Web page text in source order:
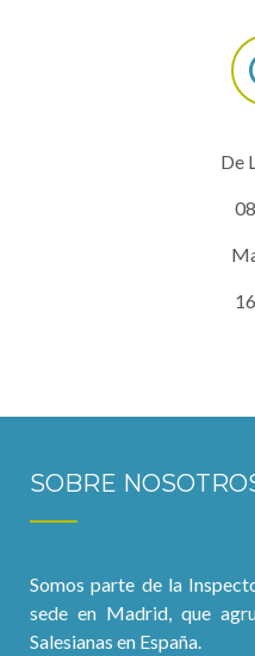
De
SOBRE
Somos parte de la
sede en Madrid, que
Salesianas en España.